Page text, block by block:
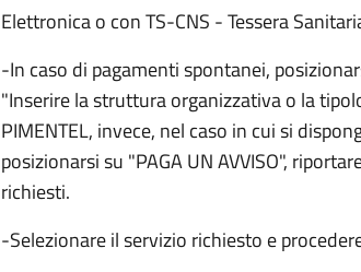
Elettronica o con TS-CNS - Tessera
-In caso di pagamenti spontanei,
"Inserire la struttura organizzativa o la
PIMENTEL, invece, nel caso in cui si
posizionarsi su "PAGA UN AVVISO",
richiesti.
-Selezionare il servizio richiesto e